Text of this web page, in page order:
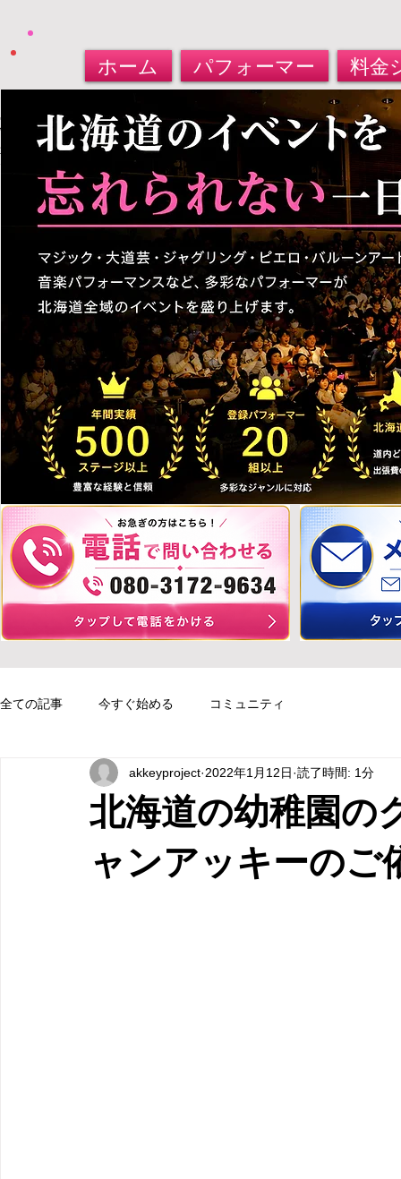
ホーム パフォーマー 料金
北海道パフォーマー​派遣サービス
大道芸人・マジシャン・バルーンアート
全ての記事 今すぐ始める コミュニティ
北海道の幼稚園の
ャンアッキーのご
akkeyproject 2022年1月12日 読了時間: 1分